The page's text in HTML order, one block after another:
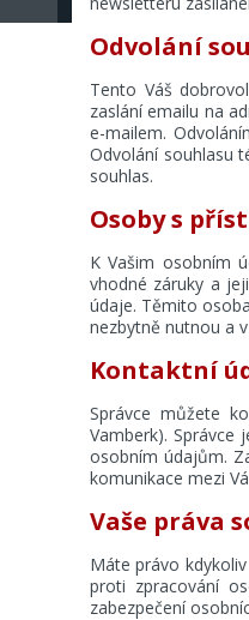
Odvolání
Tento Váš
zaslání emailu na
e-mailem.
Odvolání souhlasu
souhlas.
Osoby s
K Vašim osobním
vhodné záruky a
údaje. Těmito
nezbytně nutnou a
Kontaktní
Správce můžete
Vamberk).
osobním údajům.
komunikace mezi
Vaše práva
Máte právo
proti zpracování
zabezpečení